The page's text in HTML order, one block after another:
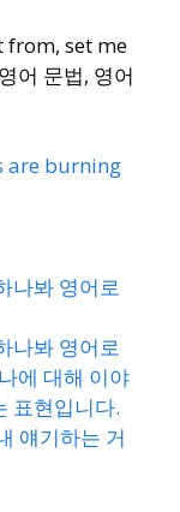
set me
어 문법, 영어
are burning
나봐 영어로
나봐 영어로
에 대해 이야
표현입니다.
얘기하는 거